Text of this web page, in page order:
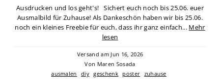
Ausdrucken und los geht's! Sichert euch noch bis 25.06. euer
Ausmalbild für Zuhause! Als Dankeschön haben wir bis 25.06.
noch ein kleines Freebie für euch, dass ihr ganz einfach... Mehr
lesen
Versand am Jun 16, 2026
Von Maren Sosada
ausmalen
diy geschenk poster zuhause